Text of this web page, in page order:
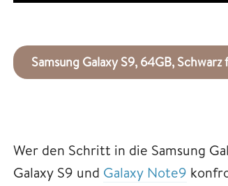
Samsung Galaxy S9, 64GB,
Wer den Schritt in die Samsung
Galaxy S9 und Galaxy Note9